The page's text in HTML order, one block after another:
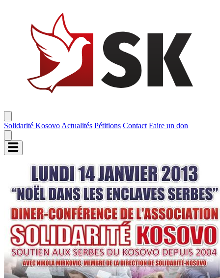
Solidarité Kosovo Actualités Pétitions Contact Faire un don